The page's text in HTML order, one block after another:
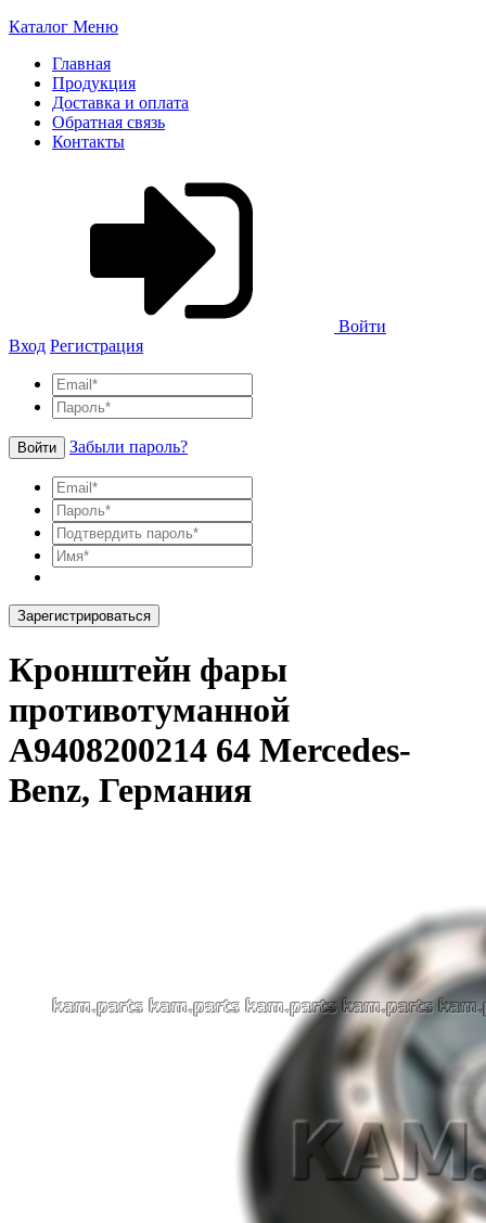
Каталог Меню
Главная
Продукция
Доставка и оплата
Обратная связь
Контакты
Войти
Вход Регистрация
Войти Забыли пароль?
Зарегистрироваться
Кронштейн фары
противотуманной
A9408200214 64 Mercedes-
Benz, Германия